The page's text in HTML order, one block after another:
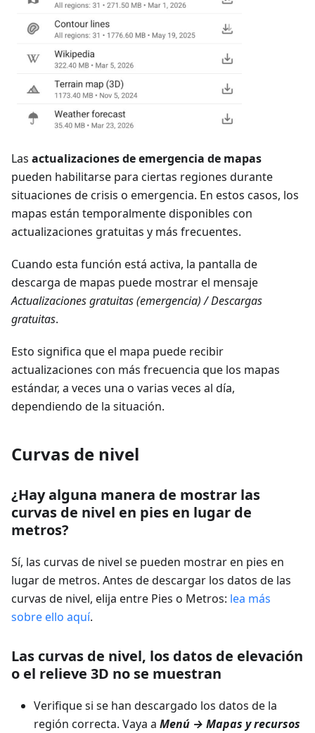
Las actualizaciones de emergencia de mapas
pueden habilitarse para ciertas regiones durante
situaciones de crisis o emergencia. En estos casos, los
mapas están temporalmente disponibles con
actualizaciones gratuitas y más frecuentes.
Cuando esta función está activa, la pantalla de
descarga de mapas puede mostrar el mensaje
Actualizaciones gratuitas (emergencia) / Descargas
gratuitas.
Esto significa que el mapa puede recibir
actualizaciones con más frecuencia que los mapas
estándar, a veces una o varias veces al día,
dependiendo de la situación.
Curvas de nivel
¿Hay alguna manera de mostrar las
curvas de nivel en pies en lugar de
metros?
Sí, las curvas de nivel se pueden mostrar en pies en
lugar de metros. Antes de descargar los datos de las
curvas de nivel, elija entre Pies o Metros: lea más
sobre ello aquí.
Las curvas de nivel, los datos de elevación
o el relieve 3D no se muestran
Verifique si se han descargado los datos de la
región correcta. Vaya a Menú → Mapas y recursos